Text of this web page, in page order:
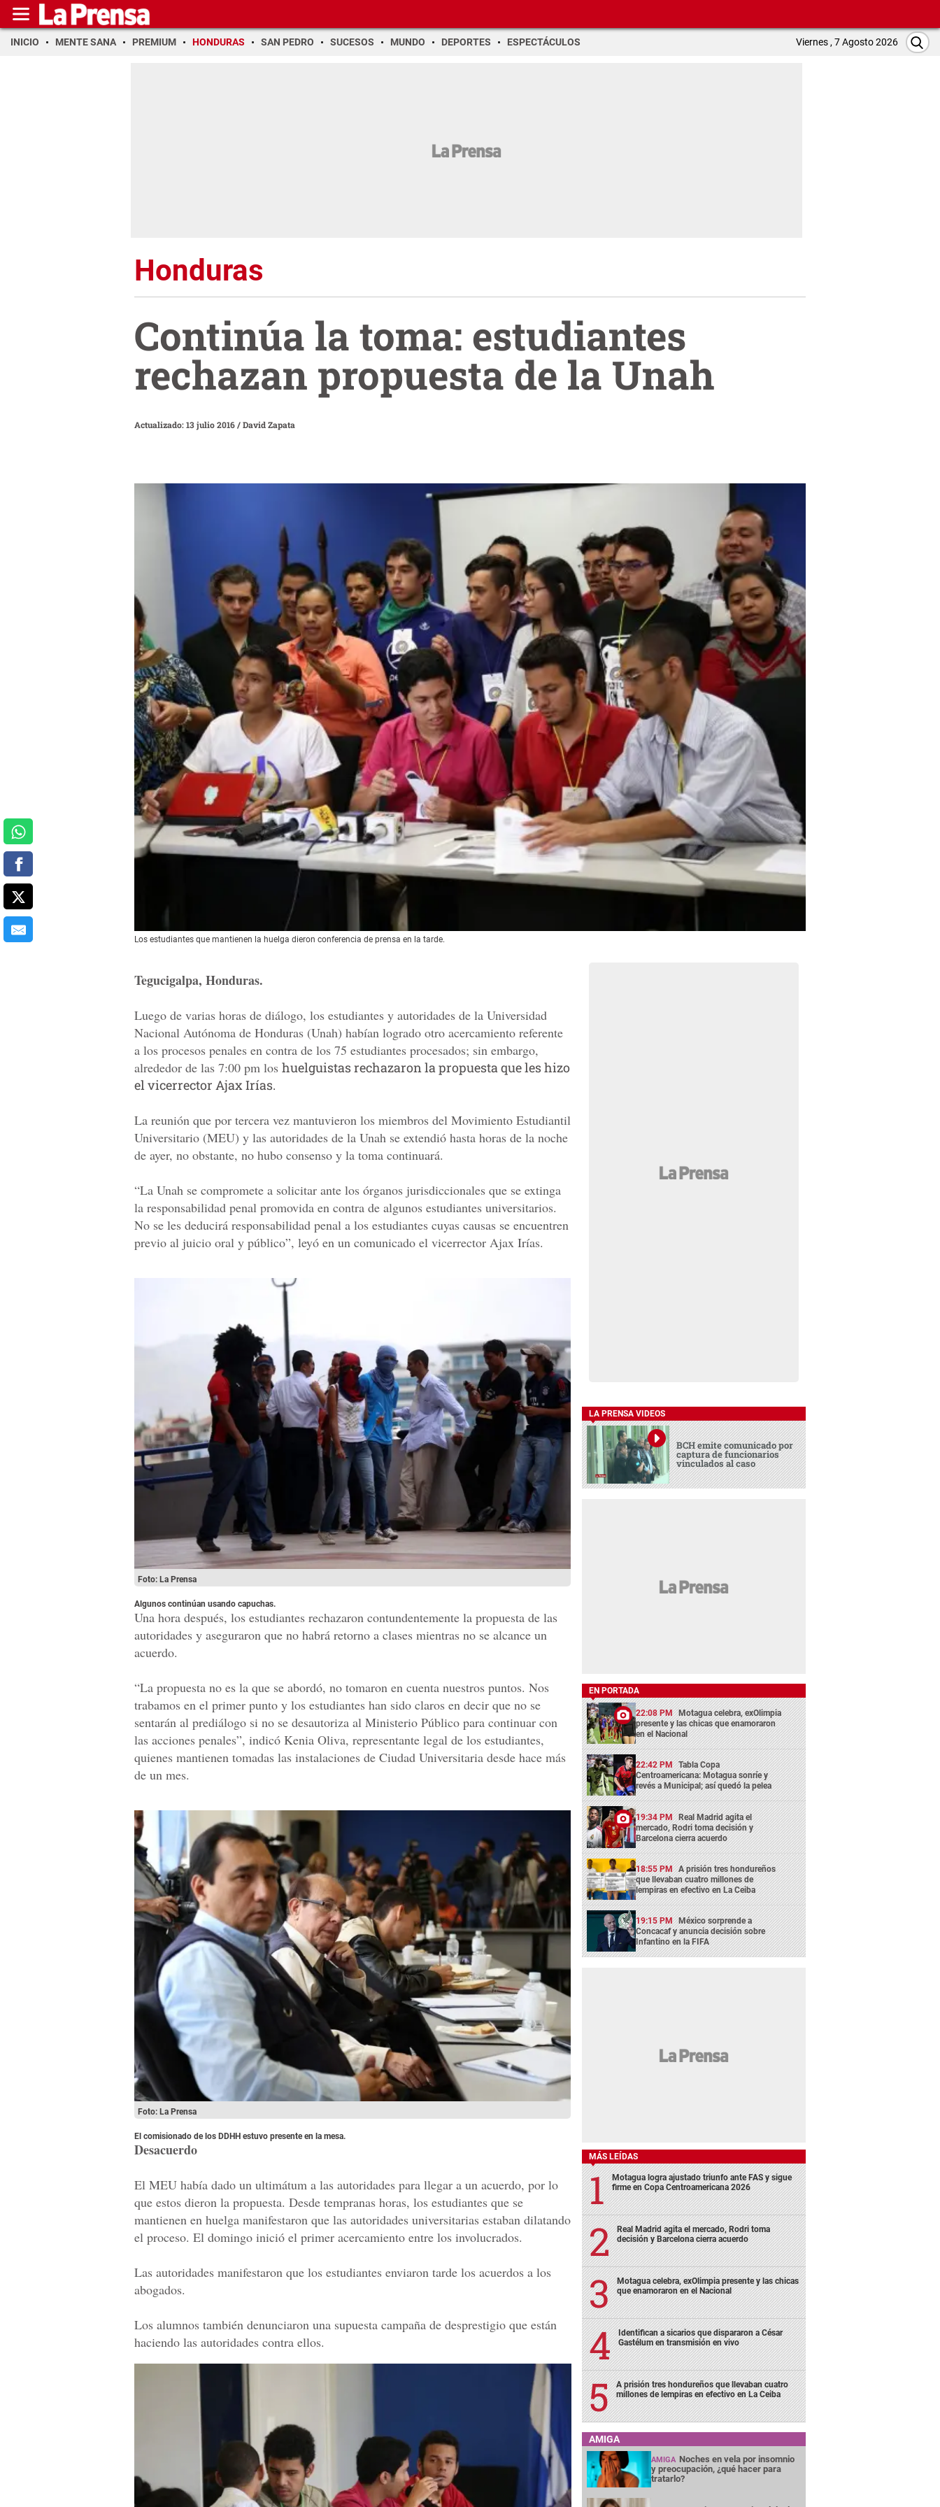
INICIO MENTE SANA PREMIUM HONDURAS SAN PEDRO SUCESOS MUNDO DEPORTES ESPECTÁCULOS Viernes , 7 Agosto 2026
Honduras
Continúa la toma: estudiantes
rechazan propuesta de la Unah
Actualizado: 13 julio 2016/David Zapata
Los estudiantes que mantienen la huelga dieron conferencia de prensa en la tarde.
Tegucigalpa, Honduras.
Luego de varias horas de diálogo, los estudiantes y autoridades de la Universidad
Nacional Autónoma de Honduras (Unah) habían logrado otro acercamiento referente
a los procesos penales en contra de los 75 estudiantes procesados; sin embargo,
alrededor de las 7:00 pm los huelguistas rechazaron la propuesta que les hizo
el vicerrector Ajax Irías.
La reunión que por tercera vez mantuvieron los miembros del Movimiento Estudiantil
Universitario (MEU) y las autoridades de la Unah se extendió hasta horas de la noche
de ayer, no obstante, no hubo consenso y la toma continuará.
“La Unah se compromete a solicitar ante los órganos jurisdiccionales que se extinga
la responsabilidad penal promovida en contra de algunos estudiantes universitarios.
No se les deducirá responsabilidad penal a los estudiantes cuyas causas se encuentren
previo al juicio oral y público”, leyó en un comunicado el vicerrector Ajax Irías.
Foto: La Prensa
Algunos continúan usando capuchas.
Una hora después, los estudiantes rechazaron contundentemente la propuesta de las
autoridades y aseguraron que no habrá retorno a clases mientras no se alcance un
acuerdo.
“La propuesta no es la que se abordó, no tomaron en cuenta nuestros puntos. Nos
trabamos en el primer punto y los estudiantes han sido claros en decir que no se
sentarán al prediálogo si no se desautoriza al Ministerio Público para continuar con
las acciones penales”, indicó Kenia Oliva, representante legal de los estudiantes,
quienes mantienen tomadas las instalaciones de Ciudad Universitaria desde hace más
de un mes.
Foto: La Prensa
El comisionado de los DDHH estuvo presente en la mesa.
Desacuerdo
El MEU había dado un ultimátum a las autoridades para llegar a un acuerdo, por lo
que estos dieron la propuesta. Desde tempranas horas, los estudiantes que se
mantienen en huelga manifestaron que las autoridades universitarias estaban dilatando
el proceso. El domingo inició el primer acercamiento entre los involucrados.
Las autoridades manifestaron que los estudiantes enviaron tarde los acuerdos a los
abogados.
Los alumnos también denunciaron una supuesta campaña de desprestigio que están
haciendo las autoridades contra ellos.
LA PRENSA VIDEOS
BCH emite comunicado por
captura de funcionarios
vinculados al caso
EN PORTADA
22:08 PM Motagua celebra, exOlimpia
presente y las chicas que enamoraron
en el Nacional
22:42 PM Tabla Copa
Centroamericana: Motagua sonríe y
revés a Municipal; así quedó la pelea
19:34 PM Real Madrid agita el
mercado, Rodri toma decisión y
Barcelona cierra acuerdo
18:55 PM A prisión tres hondureños
que llevaban cuatro millones de
lempiras en efectivo en La Ceiba
19:15 PM México sorprende a
Concacaf y anuncia decisión sobre
Infantino en la FIFA
MÁS LEÍDAS
Motagua logra ajustado triunfo ante FAS y sigue
firme en Copa Centroamericana 2026
Real Madrid agita el mercado, Rodri toma
decisión y Barcelona cierra acuerdo
Motagua celebra, exOlimpia presente y las chicas
que enamoraron en el Nacional
Identifican a sicarios que dispararon a César
Gastélum en transmisión en vivo
A prisión tres hondureños que llevaban cuatro
millones de lempiras en efectivo en La Ceiba
AMIGA
AMIGA Noches en vela por insomnio
y preocupación, ¿qué hacer para
tratarlo?